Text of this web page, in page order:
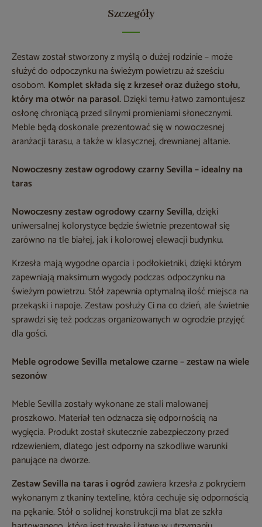
Szczegóły
Zestaw został stworzony z myślą o dużej rodzinie – może
służyć do odpoczynku na świeżym powietrzu aż sześciu
osobom. Komplet składa się z krzeseł oraz dużego stołu,
który ma otwór na parasol.Dzięki temu łatwo zamontujesz
osłonę chroniącą przed silnymi promieniami słonecznymi.
Meble będą doskonale prezentować się w nowoczesnej
aranżacji tarasu, a także w klasycznej, drewnianej altanie.
Nowoczesny zestaw ogrodowy czarny Sevilla – idealny na
taras
Nowoczesny zestaw ogrodowy czarny Sevilla, dzięki
uniwersalnej kolorystyce będzie świetnie prezentował się
zarówno na tle białej, jak i kolorowej elewacji budynku.
Krzesła mają wygodne oparcia i podłokietniki, dzięki którym
zapewniają maksimum wygody podczas odpoczynku na
świeżym powietrzu. Stół zapewnia optymalną ilość miejsca na
przekąski i napoje. Zestaw posłuży Ci na co dzień, ale świetnie
sprawdzi się też podczas organizowanych w ogrodzie przyjęć
dla gości.
Meble ogrodowe Sevilla metalowe czarne – zestaw na wiele
sezonów
Meble Sevilla zostały wykonane ze stali malowanej
proszkowo. Materiał ten odznacza się odpornością na
wygięcia. Produkt został skutecznie zabezpieczony przed
rdzewieniem, dlatego jest odporny na szkodliwe warunki
panujące na dworze.
Zestaw Sevilla na taras i ogródzawiera krzesła z pokryciem
wykonanym z tkaniny texteline, która cechuje się odpornością
na pękanie. Stół o solidnej konstrukcji ma blat ze szkła